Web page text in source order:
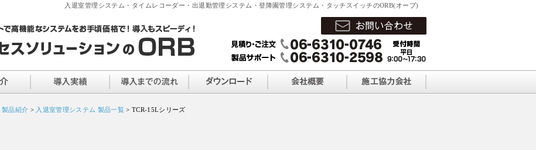
入退室管理システム・タイムレコーダー・出退勤管理システム・登降園管理システム・タッチスイッチのORB(オーブ)
製品紹介 > 入退室管理システム 製品一覧> TCR-15Lシリーズ